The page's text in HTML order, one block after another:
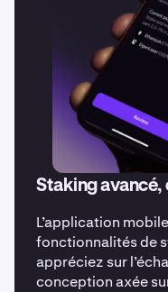
Staking avancé,
L’application
fonctionnalités de
appréciez sur
conception axée